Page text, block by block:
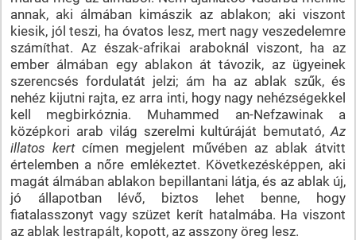
annak, aki álmában kimászik az ablakon; aki viszont
kiesik, jól teszi, ha óvatos lesz, mert nagy veszedelemre
számíthat. Az észak-afrikai araboknál viszont, ha az
ember álmában egy ablakon át távozik, az ügyeinek
szerencsés fordulatát jelzi; ám ha az ablak szűk, és
nehéz kijutni rajta, ez arra inti, hogy nagy nehézségekkel
kell megbirkóznia. Muhammed an-Nefzawinak a
középkori arab világ szerelmi kultúráját bemutató,Az
illatos kertcímen megjelent művében az ablak átvitt
értelemben a nőre emlékeztet. Következésképpen, aki
magát álmában ablakon bepillantani látja, és az ablak új,
jó állapotban lévő, biztos lehet benne, hogy
fiatalasszonyt vagy szüzet kerít hatalmába. Ha viszont
az ablak lestrapált, kopott, az asszony öreg lesz.